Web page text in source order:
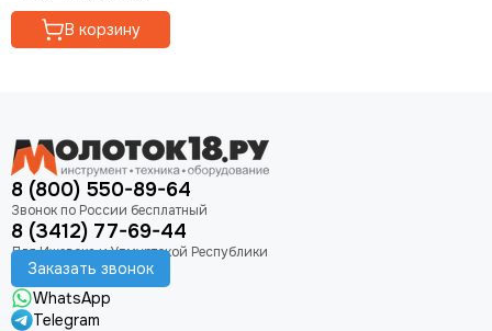
В корзину
8 (800) 550-89-64
8 (3412) 77-69-44
Заказать звонок
WhatsApp
Telegram